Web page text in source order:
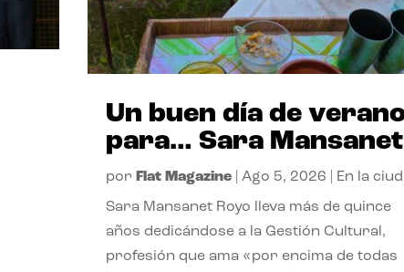
Un buen día de
para… Sara Mansanet
por Flat Magazine| Ago 5, 2026 En la
Sara Mansanet Royo lleva más de quince
años dedicándose a la Gestión Cultural,
profesión que ama «por encima de todas